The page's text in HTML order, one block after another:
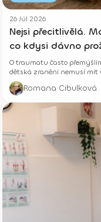
26 Júl 2026
Nejsi přecitlivělá.
co kdysi dávno
O traumatu často
dětská zranění nemusí mít
vznikají potichu.
Romana Cibulková